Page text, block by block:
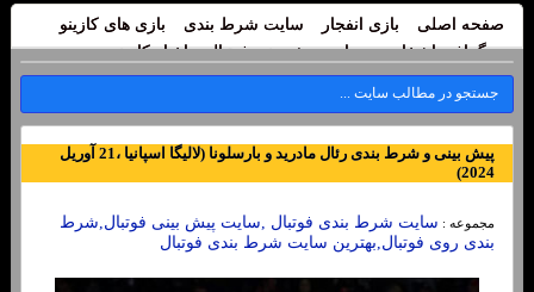
صفحه اصلی بازی انفجار سایت شرط بندی
بازی های کازینو
بیوگرافی اشخاص
سایت پیش بینی فوتبال اخبار کازینو
پیش بینی و شرط بندی رئال مادرید و بارسلونا (لالیگا اسپانیا ،21 آوریل
2024)
مجموعه : سایت شرط بندی فوتبال ,سایت پیش بینی فوتبال,شرط
بندی روی فوتبال,بهترین سایت شرط بندی فوتبال